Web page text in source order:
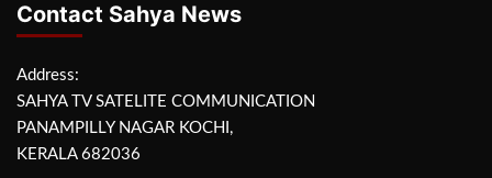
Contact Sahya News
Address:
SAHYA TV SATELITE COMMUNICATION
PANAMPILLY NAGAR KOCHI,
KERALA 682036